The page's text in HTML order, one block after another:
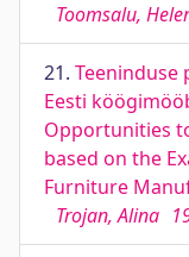
Toomsalu,
21. Teeninduse
Eesti
Opportunities
based on the
Furniture
Trojan, Alina